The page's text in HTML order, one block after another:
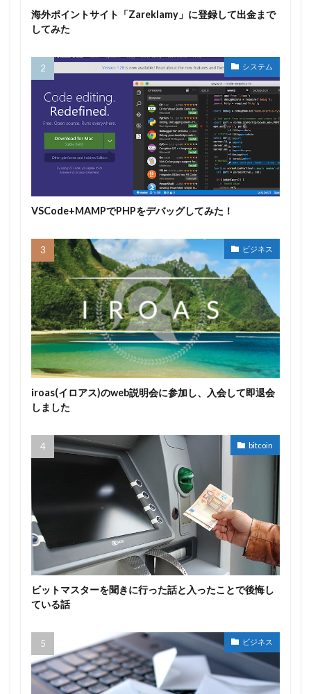
海外ポイントサイト「Zareklamy」に登録して出金まで
してみた
システム
VSCode+MAMPでPHPをデバッグしてみた！
ビジネス
iroas(イロアス)のweb説明会に参加し、入会して即退会
しました
bitcoin
ビットマスターを聞きに行った話と入ったことで後悔し
ている話
ビジネス